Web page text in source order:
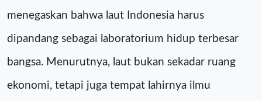
menegaskan bahwa laut Indonesia harus
dipandang sebagai laboratorium hidup terbesar
bangsa. Menurutnya, laut bukan sekadar ruang
ekonomi, tetapi juga tempat lahirnya ilmu